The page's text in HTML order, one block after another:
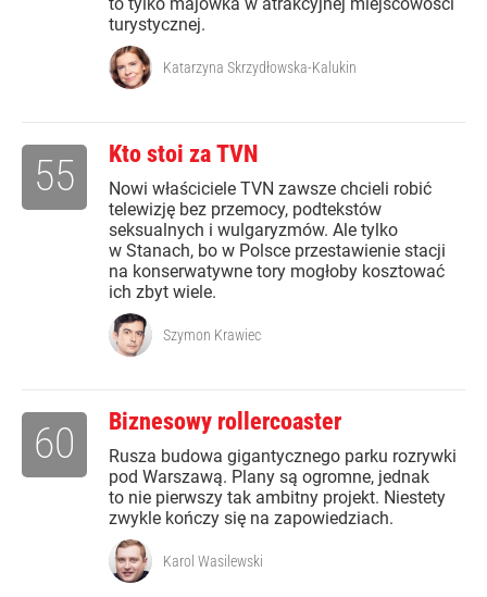
turystycznej.
Katarzyna Skrzydłowska-Kalukin
Kto stoi za TVN
Nowi właściciele TVN zawsze chcieli robić
telewizję bez przemocy, podtekstów
seksualnych i wulgaryzmów. Ale tylko
w Stanach, bo w Polsce przestawienie stacji
na konserwatywne tory mogłoby kosztować
ich zbyt wiele.
55
Szymon Krawiec
Biznesowy rollercoaster
Rusza budowa gigantycznego parku rozrywki
pod Warszawą. Plany są ogromne, jednak
to nie pierwszy tak ambitny projekt. Niestety
zwykle kończy się na zapowiedziach.
60
Karol Wasilewski